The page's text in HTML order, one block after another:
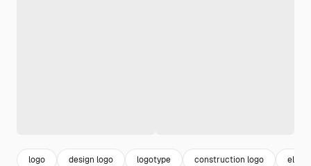
logo design logo logotype construction logo